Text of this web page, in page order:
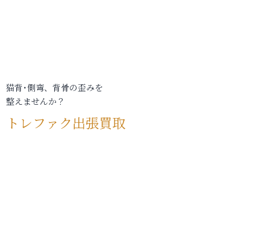
猫背･側弯、背骨の歪みを
整えませんか？
トレファク出張買取